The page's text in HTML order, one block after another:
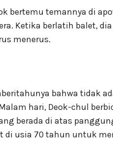
bertemu temannya di
Ketika berlatih balet,
menerus.
bahwa tidak
hari, Deok-chul
berada di atas
di usia 70 tahun untuk